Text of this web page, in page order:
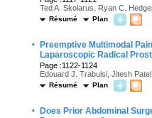
Ted A. Skolarus, Ryan C.
Résumé Plan
·
Preemptive Multimodal
Laparoscopic Radical
Page :1122-1124
Edouard J. Trabulsi, Jitesh
Résumé Plan
·
Does Prior Abdominal